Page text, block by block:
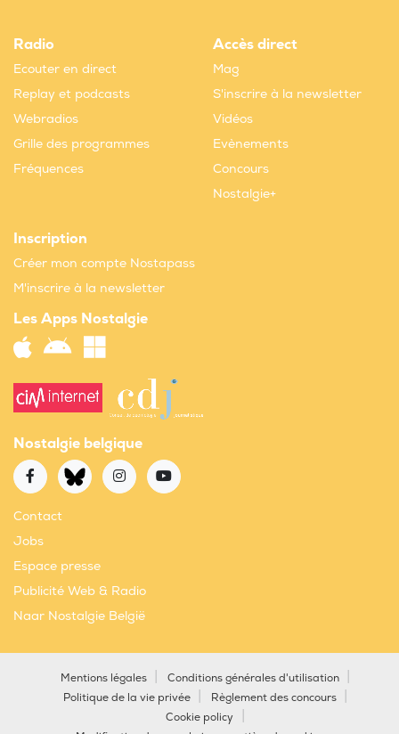
Radio
Ecouter en direct
Replay et podcasts
Webradios
Grille des programmes
Fréquences
Accès direct
Mag
S'inscrire à la newsletter
Vidéos
Evènements
Concours
Nostalgie+
Inscription
Créer mon compte Nostapass
M'inscrire à la newsletter
Les Apps Nostalgie
Nostalgie belgique
Contact
Jobs
Espace presse
Publicité Web & Radio
Naar Nostalgie België
Mentions légales
Conditions générales d'utilisation
Politique de la vie privée
Règlement des concours
Cookie policy